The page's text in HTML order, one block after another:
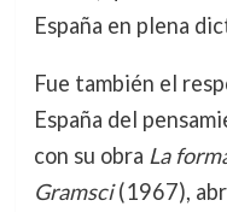
España en plena
Fue también el
España del
con su obra La
Gramsci(1967),